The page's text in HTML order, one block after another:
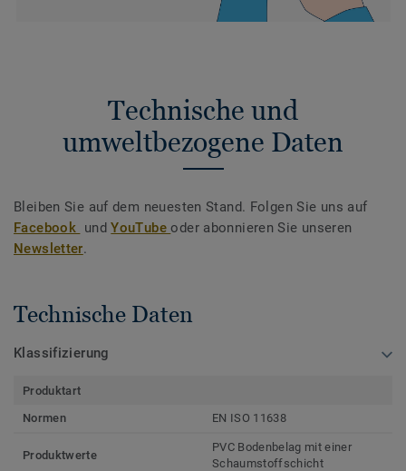
Technische und
umweltbezogene Daten
Bleiben Sie auf dem neuesten Stand. Folgen Sie uns auf
Facebook undYouTubeoder abonnieren Sie unseren
Newsletter.
Technische Daten
Klassifizierung
Produktart
Normen
EN ISO 11638
Produktwerte
PVC Bodenbelag mit einer
Schaumstoffschicht